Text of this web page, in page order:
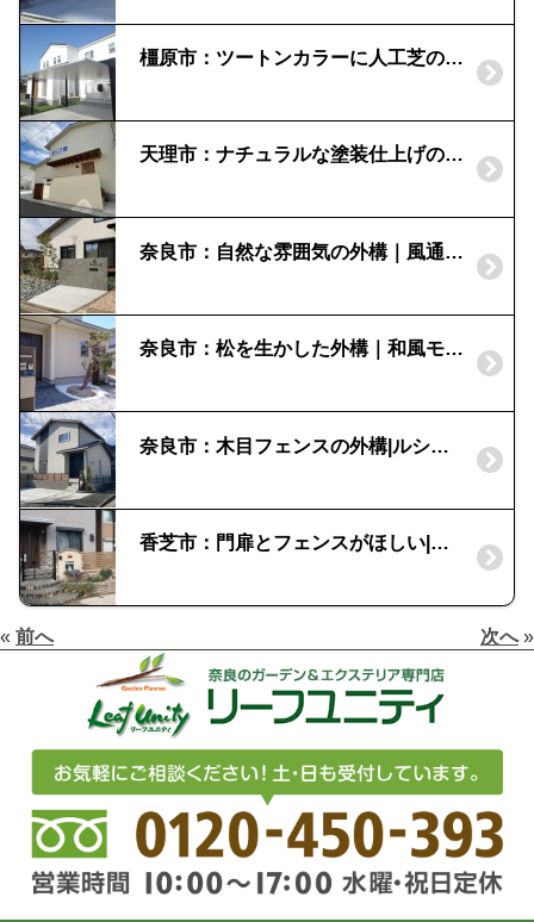
橿原市：ツートンカラーに人工芝のグリーンが映える外構
天理市：ナチュラルな塗装仕上げの門柱｜枕木材でアクセント
奈良市：自然な雰囲気の外構｜風通しの良い目隠し
奈良市：松を生かした外構｜和風モダン
奈良市：木目フェンスの外構|ルシアスポストユニット
香芝市：門扉とフェンスがほしい|外構事例
« 前へ 次へ»